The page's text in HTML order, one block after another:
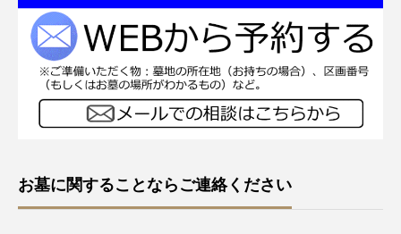
お墓に関することならご連絡ください